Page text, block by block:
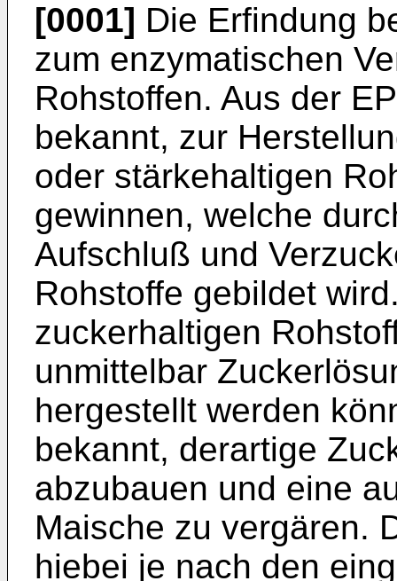
[0001] Die Erfindung
zum enzymatischen
Rohstoffen. Aus der
bekannt, zur
oder stärkehaltigen
gewinnen, welche
Aufschluß und
Rohstoffe gebildet
zuckerhaltigen
unmittelbar
hergestellt werden
bekannt, derartige
abzubauen und eine
Maische zu vergären.
hiebei je nach den